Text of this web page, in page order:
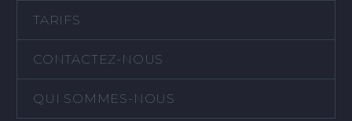
TARIFS
CONTACTEZ-NOUS
QUI SOMMES-NOUS